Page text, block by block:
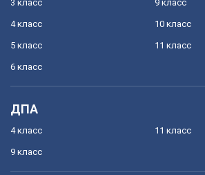
3 класс
4 класс
5 класс
6 класс
9 класс
10 класс
11 класс
ДПА
4 класс
9 класс
11 класс